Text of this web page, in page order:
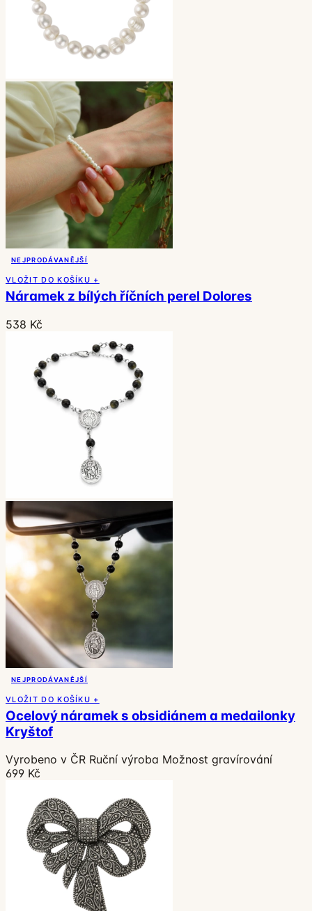
NEJPRODÁVANĚJŠÍ
VLOŽIT DO KOŠÍKU +
Náramek z bílých říčních perel Dolores
538 Kč
NEJPRODÁVANĚJŠÍ
VLOŽIT DO KOŠÍKU +
Ocelový náramek s obsidiánem a medailonky
Kryštof
Vyrobeno v ČR Ruční výroba Možnost gravírování
699 Kč